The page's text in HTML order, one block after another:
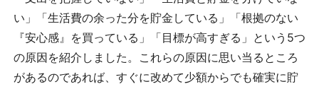
い」「生活費の余った分を貯金している」「根拠のない
『安心感』を買っている」「目標が高すぎる」という5つ
の原因を紹介しました。これらの原因に思い当るところ
があるのであれば、すぐに改めて少額からでも確実に貯